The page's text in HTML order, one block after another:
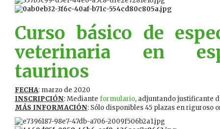
Curso básico de
veterinaria en
taurinos
FECHA: marzo de 2020
INSCRIPCIÓN: Mediante formulario, adjuntando justificante
MÁS INFORMACIÓN: Sólo disponibles 45 plazas en riguroso